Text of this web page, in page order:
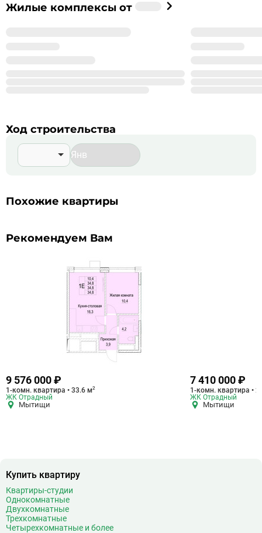
Застройщик
%_NAME_%
Жилые комплексы от
Ход строительства
Похожие квартиры
Рекомендуем Вам
9 576 000 ₽
1-комн. квартира • 33.6 м2
ЖК Отрадный
Мытищи
7 410 000 ₽
1-комн. квартира •
ЖК Отрадный
Мытищи
Купить квартиру
Квартиры-студии
Однокомнатные
Двухкомнатные
Трехкомнатные
Четырехкомнатные и более